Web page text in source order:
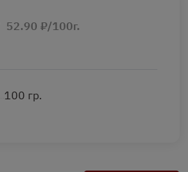
52.90 ₽/100г.
100 гр.